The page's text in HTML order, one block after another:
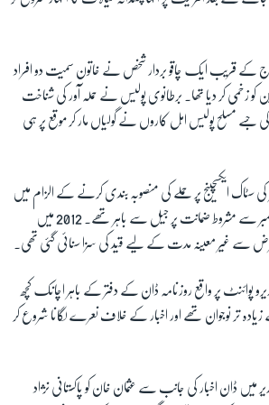
کے قریب ایک چاقو بردار شخص نے خاتون سمیت دو افراد
کو زخمی کر دیا تھا۔ برطانوی پولیس نے حملہ آور کی شناخت
مسلح پولیس اہل کاروں نے گولیاں مار کر موقع پر ہی
سٹاک ایکسچینج پر حملے کی منصوبہ بندی کرنے کے الزام میں
جیل بھیجا گیا تھا اور وہ گزشتہ دسمبر سے مشروط ضمانت پر جیل سے باہر تھے۔ 2012 میں
سے غیر معینہ مدت کے لیے قید کی سزا سنائی گئی تھی۔
پوائنٹ پر واقع روزنامہ ڈان کے دفتر کے باہر اچانک کچھ
تر نوجوان تھے اور اخبار کے خلاف نعرے لگانا شروع کر
میں ڈان اخبار کی جانب سے عثمان خان کو پاکستانی نژاد